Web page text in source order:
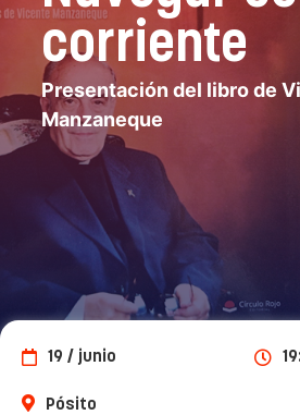
corriente
Presentación del libro de
Manzaneque
19 / junio
Pósito